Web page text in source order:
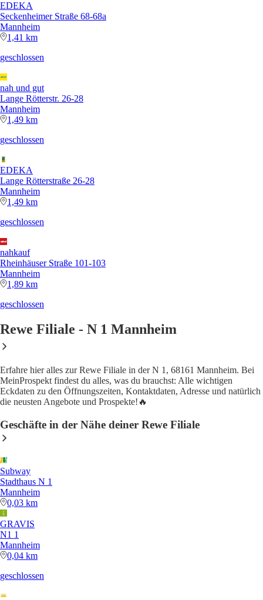
EDEKA
Seckenheimer Straße 68-68a
Mannheim
1,41 km
geschlossen
nah und gut
Lange Rötterstr. 26-28
Mannheim
1,49 km
geschlossen
EDEKA
Lange Rötterstraße 26-28
Mannheim
1,49 km
geschlossen
nahkauf
Rheinhäuser Straße 101-103
Mannheim
1,89 km
geschlossen
Rewe Filiale - N 1 Mannheim
Erfahre hier alles zur Rewe Filiale in der N 1, 68161 Mannheim. Bei
MeinProspekt findest du alles, was du brauchst: Alle wichtigen
Eckdaten zu den Öffnungszeiten, Kontaktdaten, Adresse und natürlich
die neusten Angebote und Prospekte!🔥
Geschäfte in der Nähe deiner Rewe Filiale
Subway
Stadthaus N 1
Mannheim
0,03 km
GRAVIS
N1 1
Mannheim
0,04 km
geschlossen